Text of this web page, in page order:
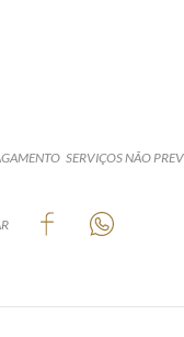
SERVIÇOS NÃO